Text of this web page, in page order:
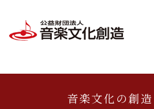
音楽文化の創造